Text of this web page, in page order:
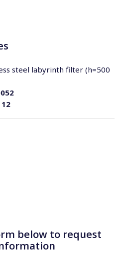
steel labyrinth filter (h=500
below to request